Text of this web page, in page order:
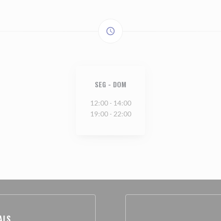
access_time
SEG - DOM
12:00 - 14:00
19:00 - 22:00